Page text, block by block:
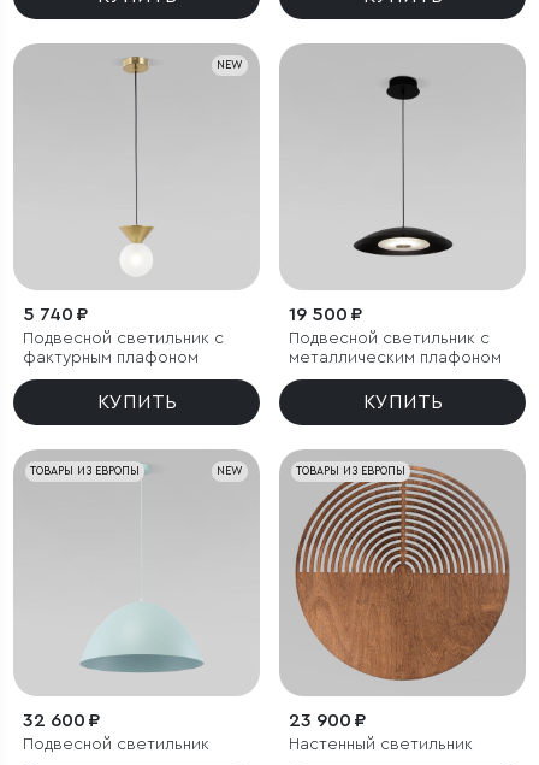
NEW
5 740 ₽
Подвесной светильник с
фактурным плафоном
КУПИТЬ
19 500 ₽
Подвесной светильник с
металлическим плафоном
КУПИТЬ
NEW
ТОВАРЫ ИЗ ЕВРОПЫ
32 600 ₽
Подвесной светильник
ТОВАРЫ ИЗ ЕВРОПЫ
23 900 ₽
Настенный светильник